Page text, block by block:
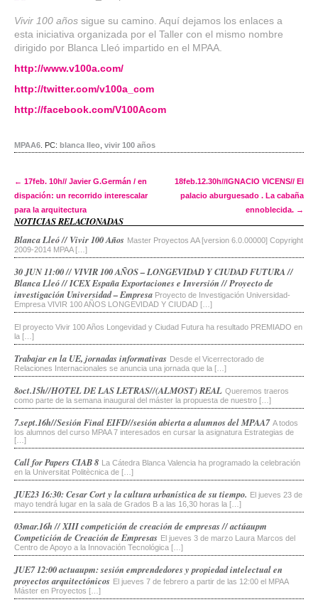
Vivir 100 años sigue su camino. Aquí dejamos los enlaces a
esta iniciativa organizada por el Taller con el mismo nombre
dirigido por Blanca Lleó impartido en el MPAA.
http://www.v100a.com/
http://twitter.com/v100a_com
http://facebook.com/V100Acom
MPAA6 PC: blanca lleo vivir 100 años
Post navigation
← 17feb. 10h// Javier G.Germán / en
dispación: un recorrido interescalar
para la arquitectura
18feb.12.30h//IGNACIO VICENS// El
palacio aburguesado . La cabaña
ennoblecida. →
NOTICIAS RELACIONADAS
Blanca Lleó // Vivir 100 Años Master Proyectos AA [version 6.0.00000] Copyright
2009-2014 MPAA […]
30 JUN 11:00 // VIVIR 100 AÑOS – LONGEVIDAD Y CIUDAD FUTURA //
Blanca Lleó // ICEX España Exportaciones e Inversión // Proyecto de
investigación Universidad – Empresa Proyecto de Investigación Universidad-
Empresa VIVIR 100 AÑOS LONGEVIDAD Y CIUDAD […]
El proyecto Vivir 100 Años Longevidad y Ciudad Futura ha resultado PREMIADO en
la […]
Trabajar en la UE, jornadas informativas Desde el Vicerrectorado de
Relaciones Internacionales se anuncia una jornada que la […]
8oct.15h//HOTEL DE LAS LETRAS//(ALMOST) REAL Queremos traeros
como parte de la semana inaugural del máster la propuesta de nuestro […]
7.sept.16h//Sesión Final EIFD//sesión abierta a alumnos del MPAA7 A todos
los alumnos del curso MPAA 7 interesados en cursar la asignatura Estrategias de
[…]
Call for Papers CIAB 8 La Cátedra Blanca Valencia ha programado la celebración
en la Universitat Politècnica de […]
JUE23 16:30: Cesar Cort y la cultura urbanística de su tiempo. El jueves 23 de
mayo tendrá lugar en la sala de Grados B a las 16,30 horas la […]
03mar.16h // XIII competición de creación de empresas // actúaupm
Competición de Creación de Empresas El jueves 3 de marzo Laura Marcos del
Centro de Apoyo a la Innovación Tecnológica […]
JUE7 12:00 actuaupm: sesión emprendedores y propiedad intelectual en
proyectos arquitectónicos El jueves 7 de febrero a partir de las 12:00 el MPAA
Máster en Proyectos […]